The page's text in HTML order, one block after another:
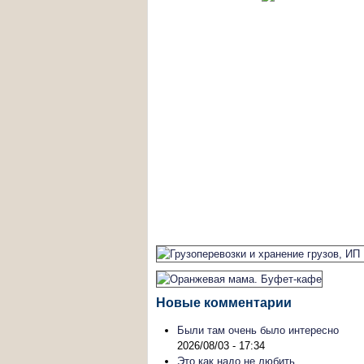
Новые комментарии
Были там очень было интересно
2026/08/03 - 17:34
Это как надо не любить